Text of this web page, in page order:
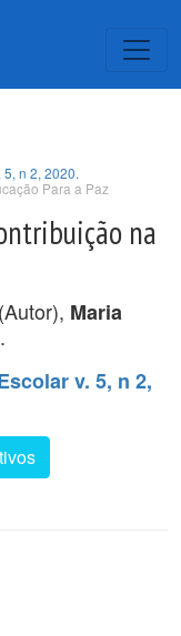
n 2, 2020.
Para a Paz
na
(Autor), Maria
v. 5, n 2,